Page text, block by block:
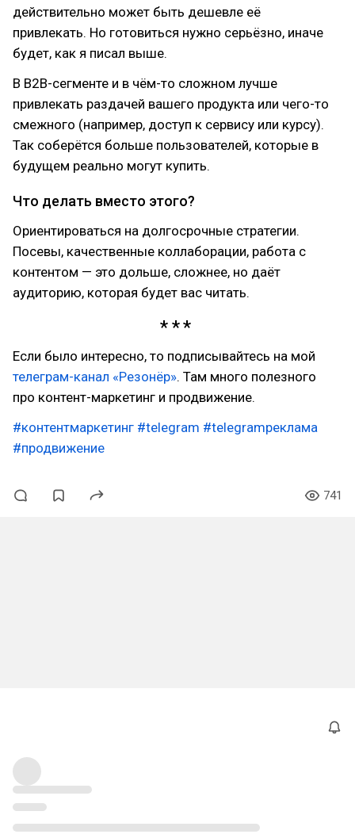
действительно может быть дешевле её
привлекать. Но готовиться нужно серьёзно, иначе
будет, как я писал выше.
В B2B-сегменте и в чём-то сложном лучше
привлекать раздачей вашего продукта или чего-то
смежного (например, доступ к сервису или курсу).
Так соберётся больше пользователей, которые в
будущем реально могут купить.
Что делать вместо этого?
Ориентироваться на долгосрочные стратегии.
Посевы, качественные коллаборации, работа с
контентом — это дольше, сложнее, но даёт
аудиторию, которая будет вас читать.
Если было интересно, то подписывайтесь на мой
телеграм-канал «Резонёр». Там много полезного
про контент-маркетинг и продвижение.
#контентмаркетинг #telegram #telegramреклама
#продвижение
741